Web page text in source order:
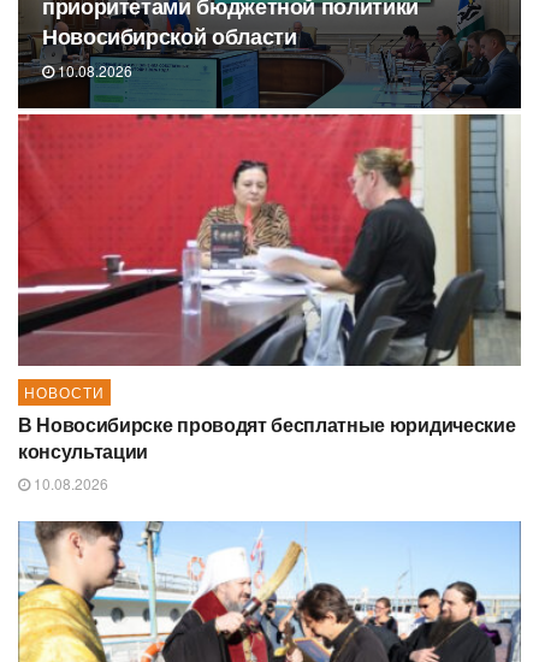
Новосибирской области
10.08.2026
НОВОСТИ
В Новосибирске проводят бесплатные юридические
консультации
10.08.2026